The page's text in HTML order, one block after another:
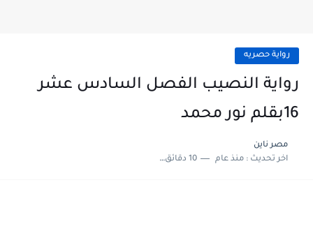
رواية حصريه
رواية النصيب الفصل السادس عشر
16بقلم نور محمد
مصر ناين
اخر تحديث :منذ عام 10 دقائق للقراءة